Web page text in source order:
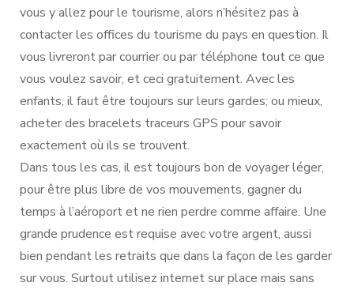
vous y allez pour le tourisme, alors n’hésitez pas à
contacter les offices du tourisme du pays en question. Il
vous livreront par courrier ou par téléphone tout ce que
vous voulez savoir, et ceci gratuitement. Avec les
enfants, il faut être toujours sur leurs gardes; ou mieux,
acheter des bracelets traceurs GPS pour savoir
exactement où ils se trouvent.
Dans tous les cas, il est toujours bon de voyager léger,
pour être plus libre de vos mouvements, gagner du
temps à l’aéroport et ne rien perdre comme affaire. Une
grande prudence est requise avec votre argent, aussi
bien pendant les retraits que dans la façon de les garder
sur vous. Surtout utilisez internet sur place mais sans